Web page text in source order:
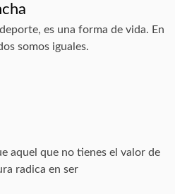
es una forma de vida. En
somos iguales.
aquel que no tienes el valor de
radica en ser